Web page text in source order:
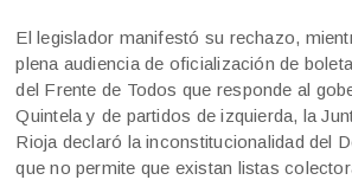
El legislador manifestó su rechazo,
plena audiencia de oficialización de
del Frente de Todos que responde al
Quintela y de partidos de izquierda, la
Rioja declaró la inconstitucionalidad del
que no permite que existan listas